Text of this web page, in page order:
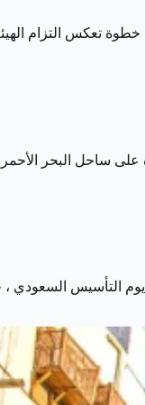
خطوة تعكس التزام
على ساحل البحر
يوم التأسيس السعودي